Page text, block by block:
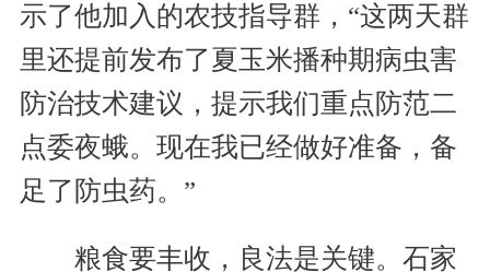
示了他加入的农技指导群，“这两天群
里还提前发布了夏玉米播种期病虫害
防治技术建议，提示我们重点防范二
点委夜蛾。现在我已经做好准备，备
足了防虫药。”
粮食要丰收，良法是关键。石家